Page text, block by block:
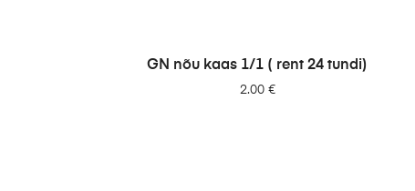
LISA PÄRINGUSSE
GN nõu kaas 1/1 ( rent 24 tundi)
2.00 €